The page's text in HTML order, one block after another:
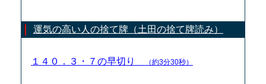
運気の高い人の捨て牌（土田の捨て牌読み）
１４０．３・７の早切り （約3分30秒）